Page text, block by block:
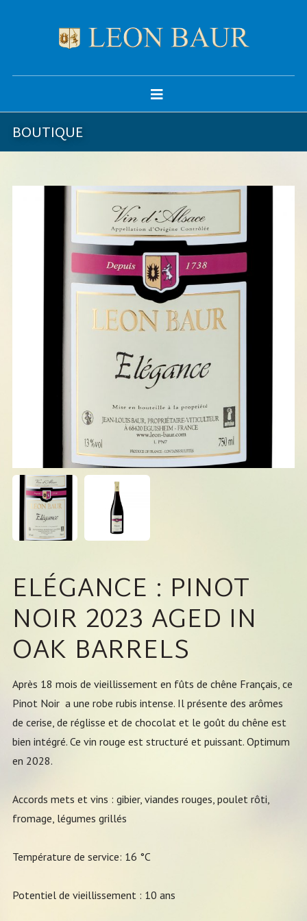
BOUTIQUE
ELÉGANCE : PINOT
NOIR 2023 AGED IN
OAK BARRELS
Après 18 mois de vieillissement en fûts de chêne Français, ce
Pinot Noir a une robe rubis intense. Il présente des arômes
de cerise, de réglisse et de chocolat et le goût du chêne est
bien intégré. Ce vin rouge est structuré et puissant. Optimum
en 2028.
Accords mets et vins : gibier, viandes rouges, poulet rôti,
fromage, légumes grillés
Température de service: 16 °C
Potentiel de vieillissement : 10 ans